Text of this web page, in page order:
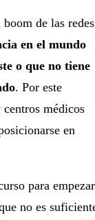
de las redes
en el mundo
o que no tiene
. Por este
médicos
en
para empezar
no es